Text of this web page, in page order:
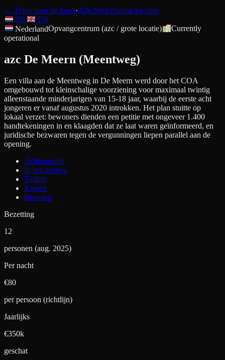
← Terug naar de kaart·Alle Nederlandse locaties
NL
EN
NederlandOpvangcentrum (azc / grote locatie)
Currently
operational
azc De Meern (Meentweg)
Een villa aan de Meentweg in De Meern werd door het COA
omgebouwd tot kleinschalige voorziening voor maximaal twintig
alleenstaande minderjarigen van 15-18 jaar, waarbij de eerste acht
jongeren er vanaf augustus 2020 introkken. Het plan stuitte op
lokaal verzet: bewoners dienden een petitie met ongeveer 1.400
handtekeningen in en klaagden dat ze laat waren geïnformeerd, en
juridische bezwaren tegen de vergunningen liepen parallel aan de
opening.
Achtergrond
In het nieuws
Tijdlijn
Kosten
Bronnen
Bezetting
12
personen (aug. 2025)
Per nacht
€80
per persoon (richtlijn)
Jaarlijks
€350k
geschat